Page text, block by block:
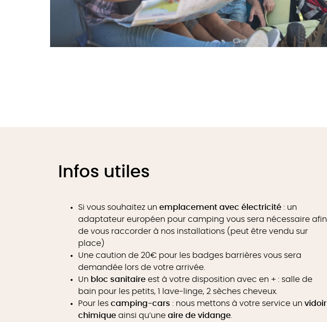
Infos utiles
Si vous souhaitez un emplacement avec électricité : un
adaptateur européen pour camping vous sera nécessaire afin
de vous raccorder à nos installations (peut être vendu sur
place)
Une caution de 20€ pour les badges barrières vous sera
demandée lors de votre arrivée.
Un bloc sanitaire est à votre disposition avec en + : salle de
bain pour les petits, 1 lave-linge, 2 sèches cheveux.
Pour les camping-cars : nous mettons à votre service un vidoir
chimique ainsi qu’une aire de vidange